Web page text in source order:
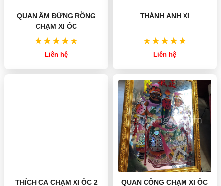
QUAN ÂM ĐỨNG RỒNG
CHẠM XI ỐC
Liên hệ
THÁNH ANH XI
Liên hệ
THÍCH CA CHẠM XI ỐC 2 QUAN CÔNG CHẠM XI ỐC